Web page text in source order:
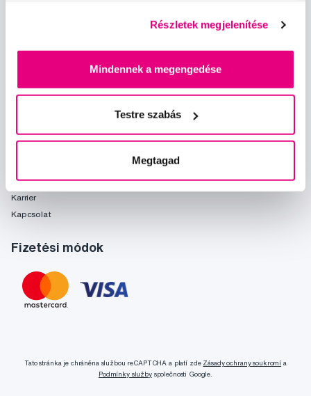
Részletek megjelenítése
Mindennek a megengedése
Testre szabás
Megtagad
Önnek ajánljuk
Rólunk
Karrier
Kapcsolat
Fizetési módok
Tato stránka je chráněna službou reCAPTCHA a platí zde Zásady ochrany soukromí a
Podmínky službyspolečnosti Google.